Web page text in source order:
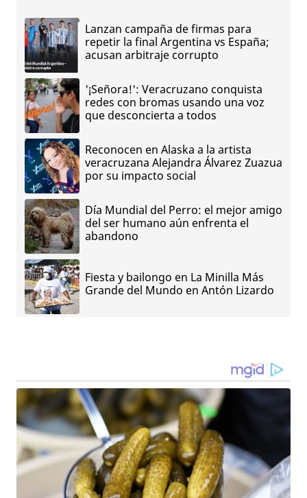
Lanzan campaña de firmas para
repetir la final Argentina vs España;
acusan arbitraje corrupto
'¡Señora!': Veracruzano conquista
redes con bromas usando una voz
que desconcierta a todos
Reconocen en Alaska a la artista
veracruzana Alejandra Álvarez Zuazua
por su impacto social
Día Mundial del Perro: el mejor amigo
del ser humano aún enfrenta el
abandono
Fiesta y bailongo en La Minilla Más
Grande del Mundo en Antón Lizardo